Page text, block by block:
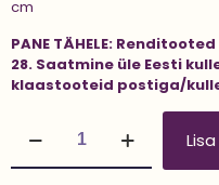
cm
PANE TÄHELE:
28. Saatmine üle Eesti
klaastooteid postiga/
'COFA
34